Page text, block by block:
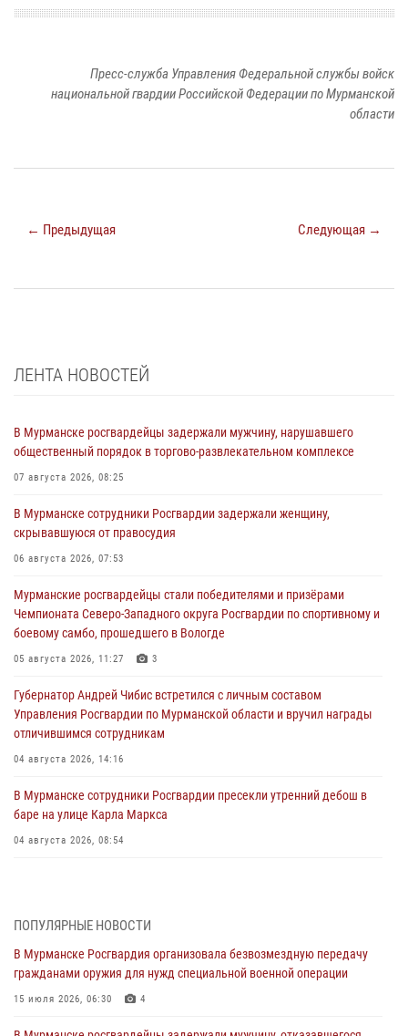
Пресс-служба Управления Федеральной службы войск
национальной гвардии Российской Федерации по Мурманской
области
← Предыдущая Следующая →
ЛЕНТА НОВОСТЕЙ
В Мурманске росгвардейцы задержали мужчину, нарушавшего
общественный порядок в торгово-развлекательном комплексе
07 августа 2026, 08:25
В Мурманске сотрудники Росгвардии задержали женщину,
скрывавшуюся от правосудия
06 августа 2026, 07:53
Мурманские росгвардейцы стали победителями и призёрами
Чемпионата Северо-Западного округа Росгвардии по спортивному и
боевому самбо, прошедшего в Вологде
05 августа 2026, 11:27 3
Губернатор Андрей Чибис встретился с личным составом
Управления Росгвардии по Мурманской области и вручил награды
отличившимся сотрудникам
04 августа 2026, 14:16
В Мурманске сотрудники Росгвардии пресекли утренний дебош в
баре на улице Карла Маркса
04 августа 2026, 08:54
03 августа 2026, 12:23 4
Сотрудники вневедомственной охраны Росгвардии пресекли
хулиганские действия дебошира на автозаправочной станции
города Кандалакши
ПОПУЛЯРНЫЕ НОВОСТИ
В Мурманске Росгвардия организовала безвозмездную передачу
гражданами оружия для нужд специальной военной операции
15 июля 2026, 06:30 4